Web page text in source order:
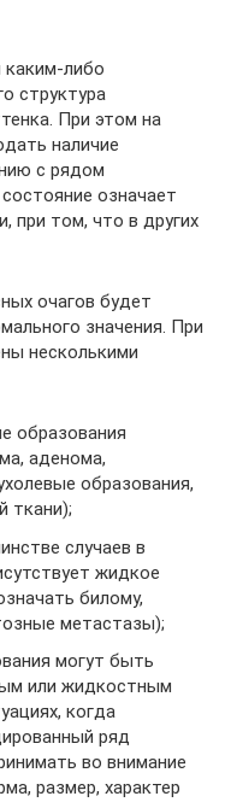
каким-либо
структура
При этом на
наличие
с рядом
означает
при том, что в других
очагов будет
значения. При
несколькими
образования
аденома,
образования,
ткани);
случаев в
жидкое
билому,
метастазы);
могут быть
или жидкостным
когда
ряд
во внимание
размер, характер